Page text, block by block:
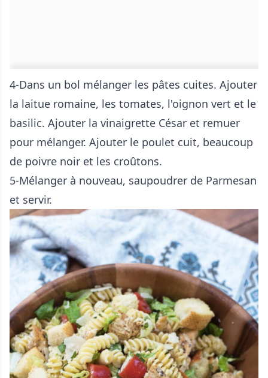
4-Dans un bol mélanger les pâtes cuites. Ajouter
la laitue romaine, les tomates, l'oignon vert et le
basilic. Ajouter la vinaigrette César et remuer
pour mélanger. Ajouter le poulet cuit, beaucoup
de poivre noir et les croûtons.
5-Mélanger à nouveau, saupoudrer de Parmesan
et servir.